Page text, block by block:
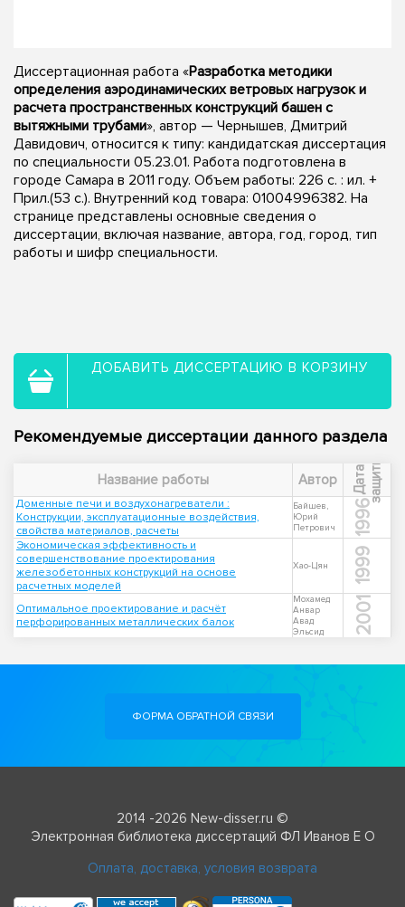
Диссертационная работа «Разработка методики
определения аэродинамических ветровых нагрузок и
расчета пространственных конструкций башен с
вытяжными трубами», автор — Чернышев, Дмитрий
Давидович, относится к типу: кандидатская диссертация
по специальности 05.23.01. Работа подготовлена в
городе Самара в 2011 году. Объем работы: 226 с. : ил. +
Прил.(53 с.). Внутренний код товара: 01004996382. На
странице представлены основные сведения о
диссертации, включая название, автора, год, город, тип
работы и шифр специальности.
ДОБАВИТЬ ДИССЕРТАЦИЮ В КОРЗИНУ
Рекомендуемые диссертации данного раздела
Название работы Автор Д
а
т
а
з
а
щ
и
т ы
Доменные печи и воздухонагреватели :
Конструкции, эксплуатационные воздействия,
свойства материалов, расчеты
Байшев,
Юрий
Петрович
1996
Экономическая эффективность и
совершенствование проектирования
железобетонных конструкций на основе
расчетных моделей
Хао-Цян 1999
Оптимальное проектирование и расчёт
перфорированных металлических балок
Мохамед
Анвар
Авад
Эльсид
2001
ФОРМА ОБРАТНОЙ СВЯЗИ
2014 -2026 New-disser.ru ©
Электронная библиотека диссертаций ФЛ Иванов Е О
Оплата, доставка, условия возврата